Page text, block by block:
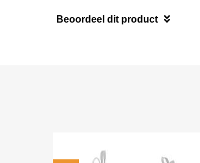
Beoordeel dit product